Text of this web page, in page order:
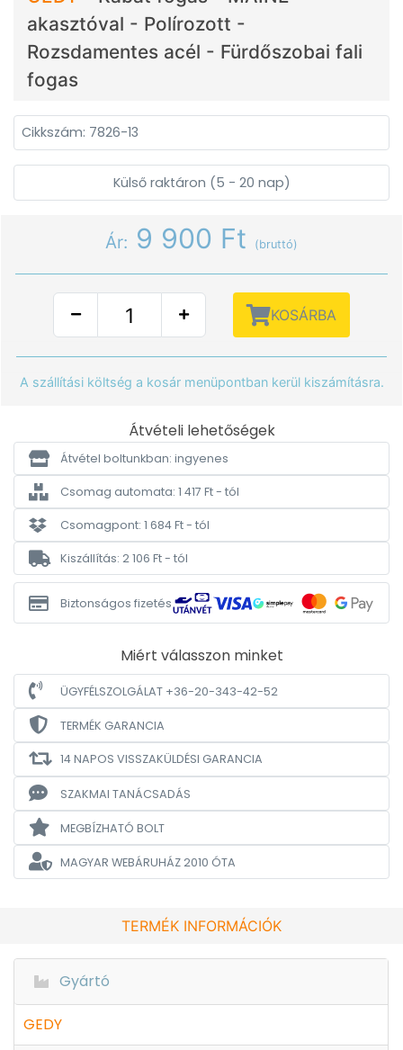
akasztóval - Polírozott -
Rozsdamentes acél - Fürdőszobai fali
fogas
Cikkszám: 7826-13
Külső raktáron (5 - 20 nap)
Ár: 9 900 Ft (bruttó)
KOSÁRBA
A szállítási költség a kosár menüpontban kerül kiszámításra.
Átvételi lehetőségek
Átvétel boltunkban: ingyenes
Csomag automata: 1 417 Ft - tól
Csomagpont: 1 684 Ft - tól
Kiszállítás: 2 106 Ft - tól
Biztonságos fizetés
Miért válasszon minket
ÜGYFÉLSZOLGÁLAT +36-20-343-42-52
TERMÉK GARANCIA
14 NAPOS VISSZAKÜLDÉSI GARANCIA
SZAKMAI TANÁCSADÁS
MEGBÍZHATÓ BOLT
MAGYAR WEBÁRUHÁZ2010 ÓTA
TERMÉK INFORMÁCIÓK
Gyártó
GEDY